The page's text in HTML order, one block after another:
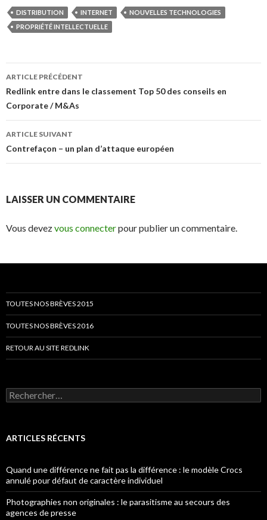
DISTRIBUTION INTERNET
NOUVELLES TECHNOLOGIES
PROPRIÉTÉ INTELLECTUELLE
Navigation
des
articles
ARTICLE PRÉCÉDENT
Redlink entre dans le classement Top 50 des conseils en
Corporate / M&As
ARTICLE SUIVANT
Contrefaçon – un plan d’attaque européen
LAISSER UN COMMENTAIRE
Vous devezvous connecterpour publier un commentaire.
TOUTES NOS BRÈVES 2015
TOUTES NOS BRÈVES 2016
RETOUR AU SITE REDLINK
Rechercher :
ARTICLES RÉCENTS
Quand une différence ne fait pas la différence : le modèle Crocs
annulé pour défaut de caractère individuel
Photographies non originales : le parasitisme au secours des
agences de presse